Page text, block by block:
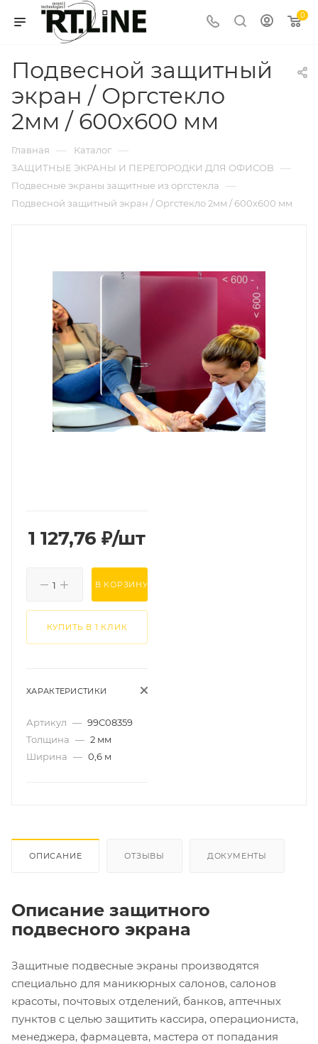
0
Подвесной защитный
экран / Оргстекло
2мм / 600х600 мм
Главная — Каталог —
ЗАЩИТНЫЕ ЭКРАНЫ И ПЕРЕГОРОДКИ ДЛЯ ОФИСОВ —
Подвесные экраны защитные из оргстекла —
Подвесной защитный экран / Оргстекло 2мм / 600х600 мм
1 127,76 ₽/шт
В КОРЗИНУ
КУПИТЬ В 1 КЛИК
ХАРАКТЕРИСТИКИ
Артикул — 99C08359
Толщина — 2 мм
Ширина — 0,6 м
ОПИСАНИЕ ОТЗЫВЫ ДОКУМЕНТЫ
Описание защитного
подвесного экрана
Защитные подвесные экраны производятся
специально для маникюрных салонов, салонов
красоты, почтовых отделений, банков, аптечных
пунктов с целью защитить кассира, операциониста,
менеджера, фармацевта, мастера от попадания